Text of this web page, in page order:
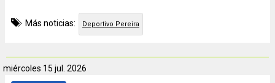
Más noticias: Deportivo Pereira
miércoles 15 jul. 2026